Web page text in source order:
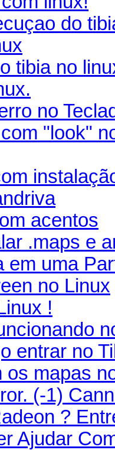
do
tibia no
no
"look"
acentos
.maps e
em uma
no Linux
!
entrar no
os mapas
(-1)
?
Ajudar